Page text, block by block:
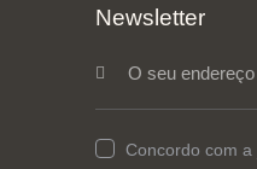
Newsletter
Concordo com a